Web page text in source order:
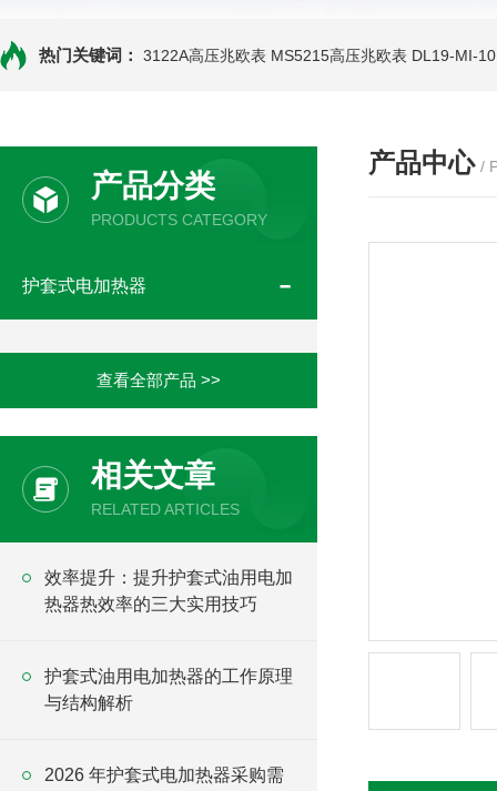
热门关键词： 3122A高压兆欧表 MS5215高压兆欧表 DL19-MI-
产品分类
PRODUCTS CATEGORY
护套式电加热器
查看全部产品 >>
相关文章
RELATED ARTICLES
效率提升：提升护套式油用电加
热器热效率的三大实用技巧
护套式油用电加热器的工作原理
与结构解析
2026 年护套式电加热器采购需
产品中心 /